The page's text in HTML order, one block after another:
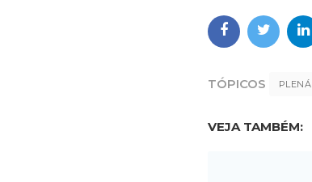
TÓPICOS
VEJA TAMBÉM: